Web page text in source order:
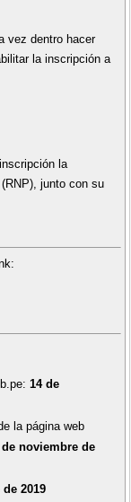
a la sede
vez dentro hacer
la inscripción a
la
junto con su
14 de
la página web
de noviembre de
2019